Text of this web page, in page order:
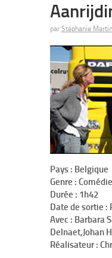
par Stéphanie Martin
Pays : Belgique
Genre :
Durée : 1h42
Date de sortie :
Avec : Barbara
Delnaet,Johan
Réalisateur :